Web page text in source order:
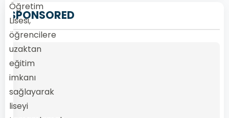
Öğretim
Lisesi,
öğrencilere
uzaktan
eğitim
imkanı
sağlayarak
liseyi
SPONSORED